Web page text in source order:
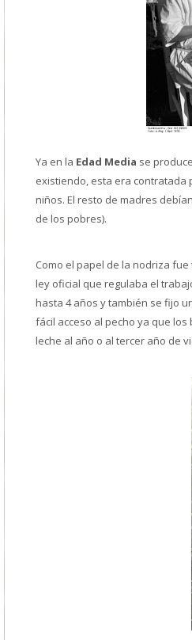
Ya en la Edad Media se
existiendo, esta era contratada
niños. El resto de madres
de los pobres).
Como el papel de la nodriza
ley oficial que regulaba el
hasta 4 años y también se fijo
fácil acceso al pecho ya que
leche al año o al tercer año de